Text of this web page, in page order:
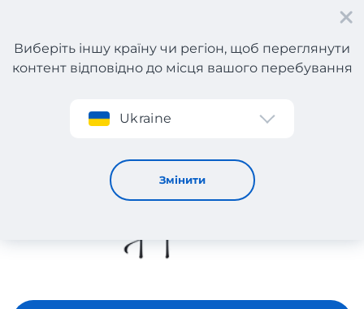
Реєстрація
Виберіть іншу країну чи регіон, щоб переглянути
контент відповідно до місця вашого перебування
Ukraine
Змінити
Papinelle